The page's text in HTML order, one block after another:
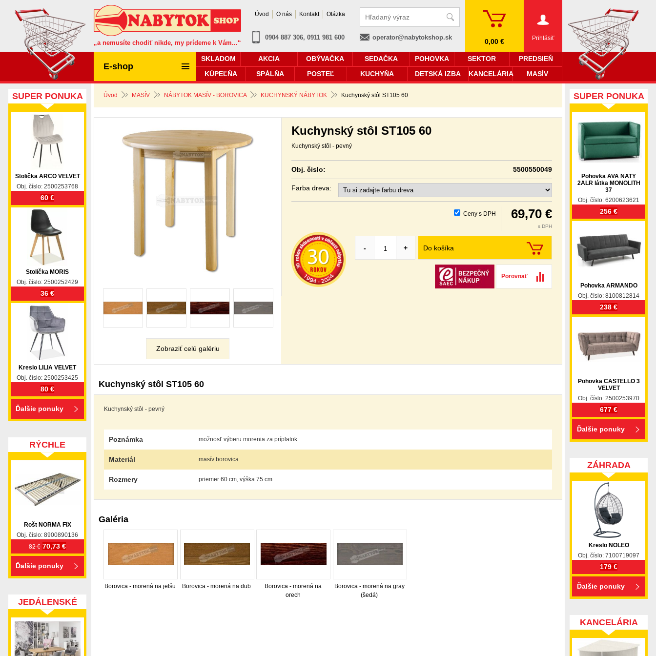
„a nemusíte chodiť nikde, my prídeme k Vám...“
0904 887 306, 0911 981 600 operator@nabytokshop.sk Prihlásiť
0,00 €
Úvod MASÍV NÁBYTOK MASÍV - BOROVICA KUCHYNSKÝ NÁBYTOK Kuchynský stôl ST105 60
Kuchynský stôl ST105 60
Kuchynský stôl - pevný
Obj. čislo: 5500550049
Farba dreva:
Ceny s DPH 69,70 €
s DPH
Do košíka
- +
Porovnať
Zobraziť celú galériu
Kuchynský stôl ST105 60
Kuchynský stôl - pevný
Poznámka možnosť výberu morenia za príplatok
Materiál masív borovica
Rozmery priemer 60 cm, výška 75 cm
Galéria
Borovica - morená na jelšu Borovica - morená na dub
Borovica - morená na
orech
Borovica - morená na gray
(šedá)
SUPER PONUKA
Stolička ARCO VELVET
Obj. číslo: 2500253768
60 €
Stolička MORIS
Obj. číslo: 2500252429
36 €
Kreslo LILIA VELVET
Obj. číslo: 2500253425
80 €
Ďalšie ponuky
RÝCHLE
DODANIE
Rošt NORMA FIX
Obj. číslo: 8900890136
82 € 70,73 €
Ďalšie ponuky
JEDÁLENSKÉ
SETY
SUPER PONUKA
Pohovka AVA NATY
2ALR látka MONOLITH
37
Obj. číslo: 6200623621
256 €
Pohovka ARMANDO
Obj. číslo: 8100812814
238 €
Pohovka CASTELLO 3
VELVET
Obj. číslo: 2500253970
677 €
Ďalšie ponuky
ZÁHRADA
Kreslo NOLEO
Obj. číslo: 7100719097
179 €
Ďalšie ponuky
KANCELÁRIA
E-shop
SKLADOM AKCIA OBÝVAČKA SEDAČKA POHOVKA SEKTOR
PREDSIEŇ
KÚPEĽŇA
SPÁLŇA POSTEĽ KUCHYŇA DETSKÁ IZBA KANCELÁRIA MASÍV
Úvod O nás Kontakt Otázka